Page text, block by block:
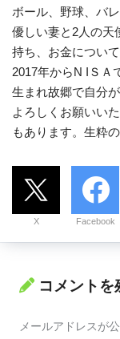
ボール、野球、バ
優しい妻と2人の天
持ち、お金につい
2017年からN IＳＡ
生まれ故郷で自分
よろしくお願いい
もあります。生粋
X Facebook
コメントを
メールアドレスが